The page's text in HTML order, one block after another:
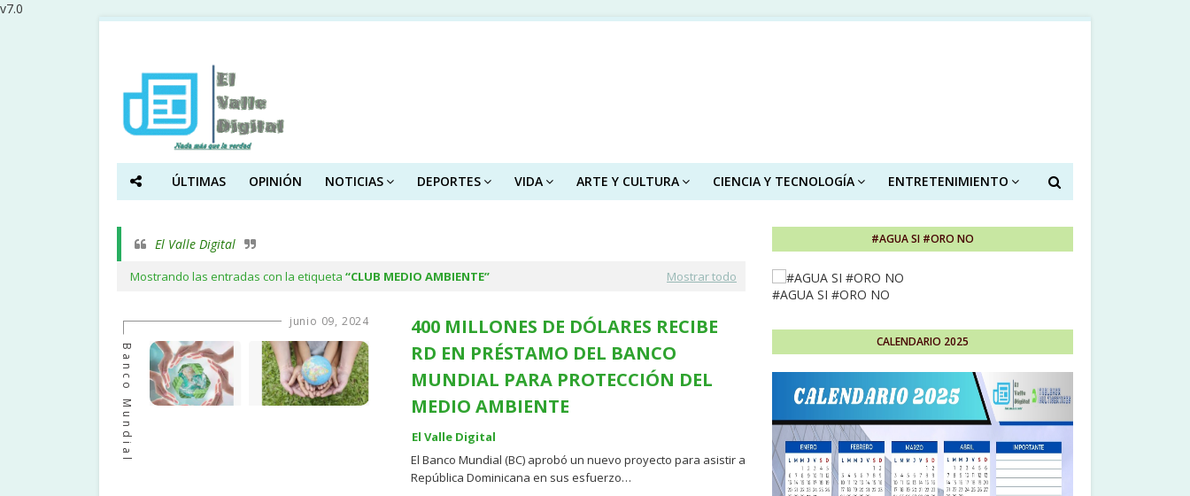
v7.0
ÚLTIMAS OPINIÓN NOTICIAS DEPORTES VIDA ARTE Y CULTURA CIENCIA Y TECNOLOGÍA ENTRETENIMIENTO
El Valle Digital
Mostrando las entradas con la etiqueta CLUB MEDIO AMBIENTE Mostrar todo
junio 09, 2024
Banco Mundial
400 MILLONES DE DÓLARES RECIBE
RD EN PRÉSTAMO DEL BANCO
MUNDIAL PARA PROTECCIÓN DEL
MEDIO AMBIENTE
El Valle Digital
El Banco Mundial (BC) aprobó un nuevo proyecto para asistir a
República Dominicana en sus esfuerzo…
#AGUA SI #ORO NO
#AGUA SI #ORO NO
CALENDARIO 2025